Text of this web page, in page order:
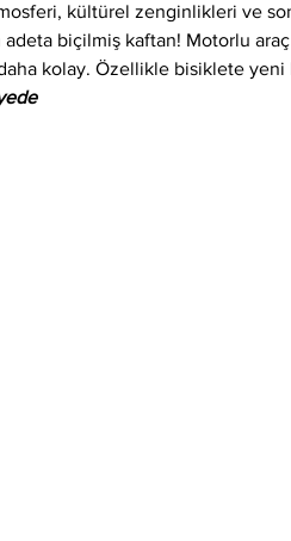
kültürel zenginlikleri ve
adeta biçilmiş kaftan! Motorlu
kolay. Özellikle bisiklete